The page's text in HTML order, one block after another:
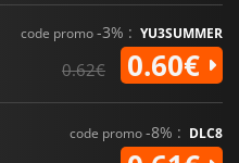
code promo-3% : YU3SUMMER
0.62€ 0.60€
code promo-8% : DLC8